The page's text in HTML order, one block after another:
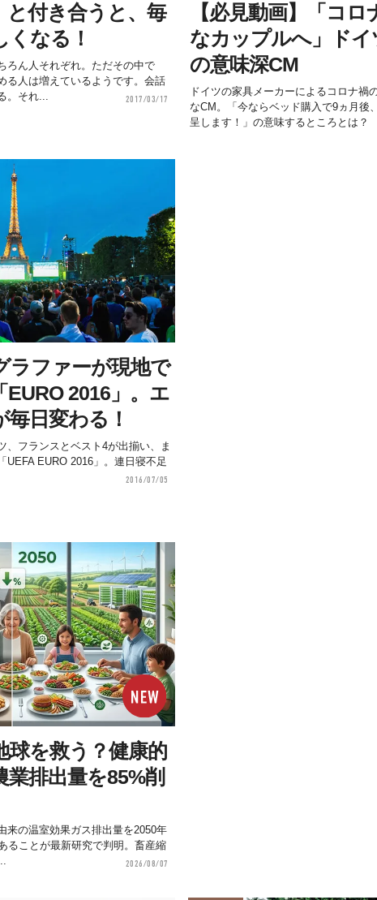
と付き合うと、毎
なる！
ろん人それぞれ。ただその中で
る人は増えているようです。会話
。それ...
2017/03/17
【必見動画】「コ
なカップルへ」ド
の意味深CM
ドイツの家具メーカーによるコロナ禍
なCM。「今ならベッド購入で9ヵ月後
呈します！」の意味するところとは？
ラファーが現地で
2016」。エ
日変わる！
、フランスとベスト4が出揃い、ま
UEFA EURO 2016」。連日寝不足
2016/07/05
球を救う？健康的
排出量を85%削
来の温室効果ガス排出量を2050年
ることが最新研究で判明。畜産縮
2026/08/07